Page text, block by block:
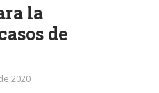
la
de
2020